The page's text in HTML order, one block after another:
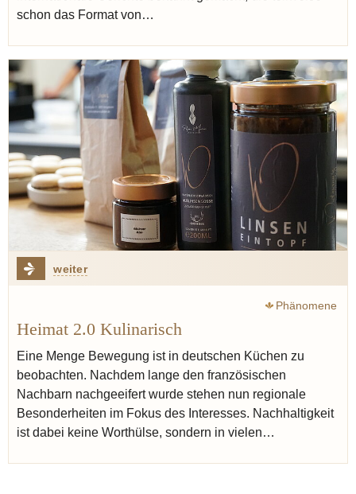
schon das Format von…
weiter
Phänomene
Heimat 2.0 Kulinarisch
Eine Menge Bewegung ist in deutschen Küchen zu
beobachten. Nachdem lange den französischen
Nachbarn nachgeeifert wurde stehen nun regionale
Besonderheiten im Fokus des Interesses. Nachhaltigkeit
ist dabei keine Worthülse, sondern in vielen…